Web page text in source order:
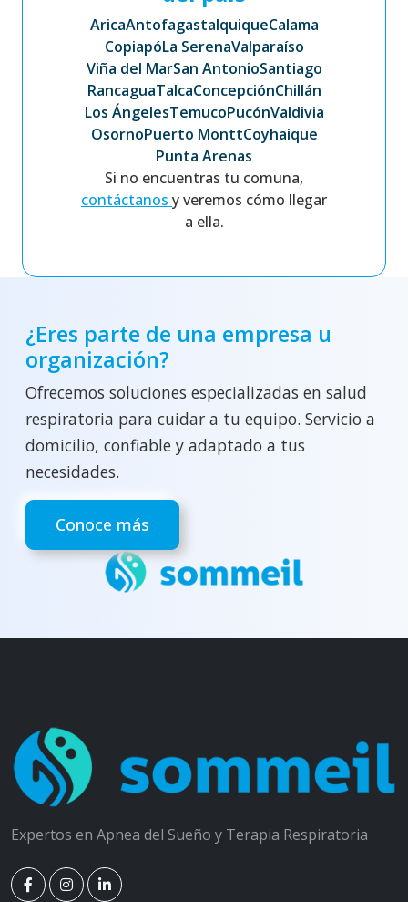
AricaAntofagastaIquiqueCalama
CopiapóLa SerenaValparaíso
Viña del MarSan AntonioSantiago
RancaguaTalcaConcepciónChillán
Los ÁngelesTemucoPucónValdivia
OsornoPuerto MonttCoyhaique
Punta Arenas
Si no encuentras tu comuna,
contáctanos y veremos cómo llegar
a ella.
¿Eres parte de una empresa u
organización?
Ofrecemos soluciones especializadas en salud
respiratoria para cuidar a tu equipo. Servicio a
domicilio, confiable y adaptado a tus
necesidades.
Conoce más
Expertos en Apnea del Sueño y Terapia Respiratoria